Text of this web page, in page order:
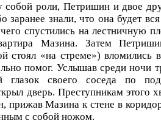
собой роли, Петришин и двое
знали, что она будет
спустились на лестничную
Мазина. Затем
стоял «на стреме») вломились
помог. Услышав среди ночи
глазок своего соседа по
дверь. Преступникам этого
прижав Мазина к стене в
с собой ножом.